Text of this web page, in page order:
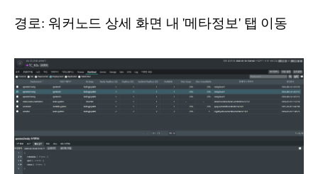
경로: 워커노드 상세 화면 내 '메타정보' 탭 이동